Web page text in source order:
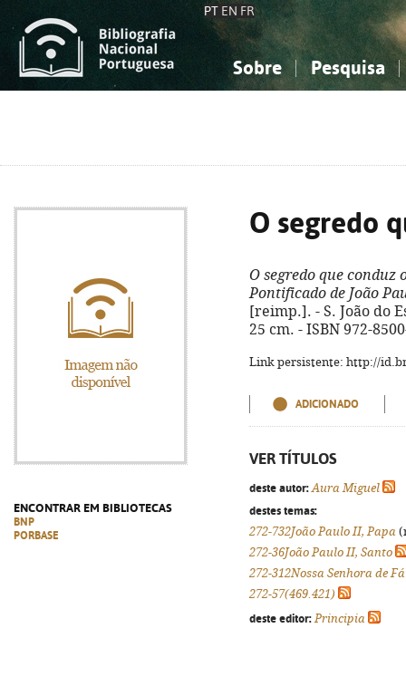
PT EN FR
Sobre Pesquisa
ENCONTRAR EM BIBLIOTECAS
BNP
PORBASE
O segredo
O segredo que conduz
Pontificado de João
[reimp.]. - S. João do
25 cm. - ISBN 972-
Link persistente: http://
ADICIONADO
VER TÍTULOS
deste autor: Aura Miguel
destes temas:
272-732João Paulo II, Papa
272-36João Paulo II, Santo
272-312Nossa Senhora de
272-57(469.421)
deste editor: Principia